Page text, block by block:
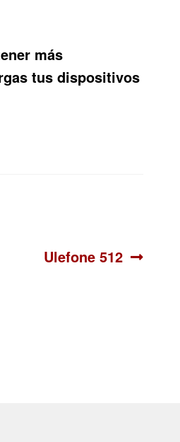
más
tus dispositivos
Siguiente:
Ulefone 512